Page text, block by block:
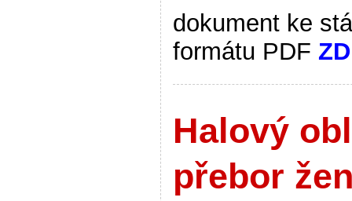
dokument ke
formátu PDF
Halový
přebor